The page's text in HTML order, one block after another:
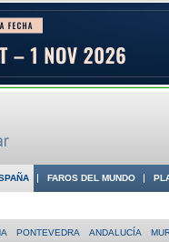
FAROS DEL MUNDO
PONTEVEDRA ANDALUCÍA